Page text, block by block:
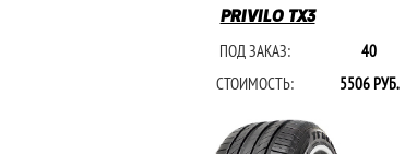
PRIVILO TX3
ПОД ЗАКАЗ:
40
СТОИМОСТЬ:
5506 РУБ.